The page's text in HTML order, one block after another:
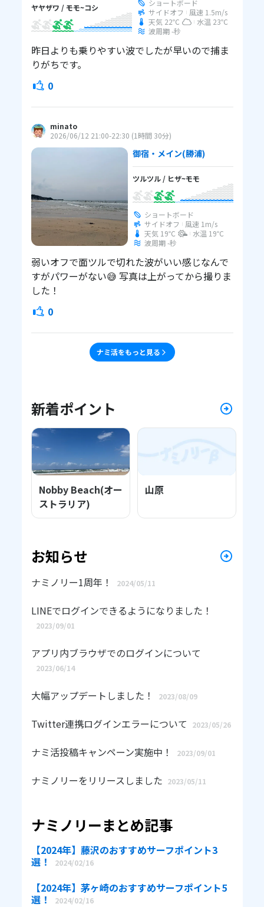
ヤヤザワ / モモ~コシ
ショートボード
サイドオフ
風速 1.5m/s
天気 22℃
水温 23℃
波周期 -秒
昨日よりも乗りやすい波でしたが早いので捕ま
りがちです。
0
minato
2026/06/12 21:00-22:30 (1時間 30分)
御宿・メイン(勝浦)
ツルツル/ ヒザ~モモ
ショートボード
サイドオフ
風速 1 m/s
天気 19℃
水温 19℃
波周期 -秒
弱いオフで面ツルで切れた波がいい感じなんで
すがパワーがない😅 写真は上がってから撮りま
した！
0
ナミ活をもっと見る
新着ポイント
Nobby Beach(オー
ストラリア)
山原
お知らせ
ナミノリー1周年！ 2024/05/11
LINEでログインできるようになりました！
2023/09/01
アプリ内ブラウザでのログインについて
2023/06/14
大幅アップデートしました！ 2023/08/09
Twitter連携ログインエラーについて 2023/05/26
ナミ活投稿キャンペーン実施中！ 2023/09/01
ナミノリーをリリースしました 2023/05/11
ナミノリーまとめ記事
【2024年】藤沢のおすすめサーフポイント3
選！
2024/02/16
【2024年】茅ヶ崎のおすすめサーフポイント5
選！
2024/02/16